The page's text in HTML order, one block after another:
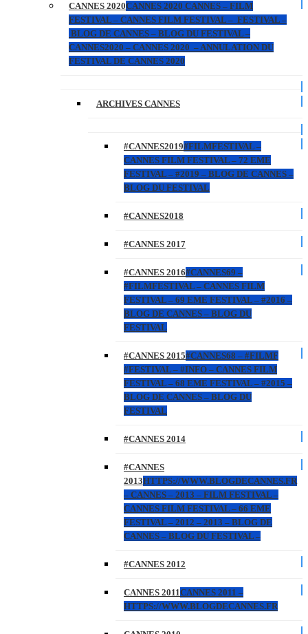
CANNES 2020CANNES 2020 CANNES – FILM
FESTIVAL – CANNES FILM FESTIVAL – FESTIVAL –
BLOG DE CANNES – BLOG DU FESTIVAL –
CANNES2020 – CANNES 2020 – ANNULATION DU
FESTIVAL DE CANNES 2020
ARCHIVES CANNES
#CANNES2019#FILMFESTIVAL –
CANNES FILM FESTIVAL – 72 EME
FESTIVAL – #2019 – BLOG DE CANNES –
BLOG DU FESTIVAL
#CANNES2018
#CANNES 2017
#CANNES 2016#CANNES69 –
#FILMFESTIVAL – CANNES FILM
FESTIVAL – 69 EME FESTIVAL – #2016 –
BLOG DE CANNES – BLOG DU
FESTIVAL
#CANNES 2015#CANNES68 – #FILMF
#FESTIVAL – #INFO – CANNES FILM
FESTIVAL – 68 EME FESTIVAL – #2015 –
BLOG DE CANNES – BLOG DU
FESTIVAL
#CANNES 2014
#CANNES
2013HTTPS://WWW.BLOGDECANNES.FR
– CANNES – 2013 – FILM FESTIVAL –
CANNES FILM FESTIVAL – 66 EME
FESTIVAL – 2012 – 2013 – BLOG DE
CANNES – BLOG DU FESTIVAL –
#CANNES 2012
CANNES 2011CANNES 2011 –
HTTPS://WWW.BLOGDECANNES.FR